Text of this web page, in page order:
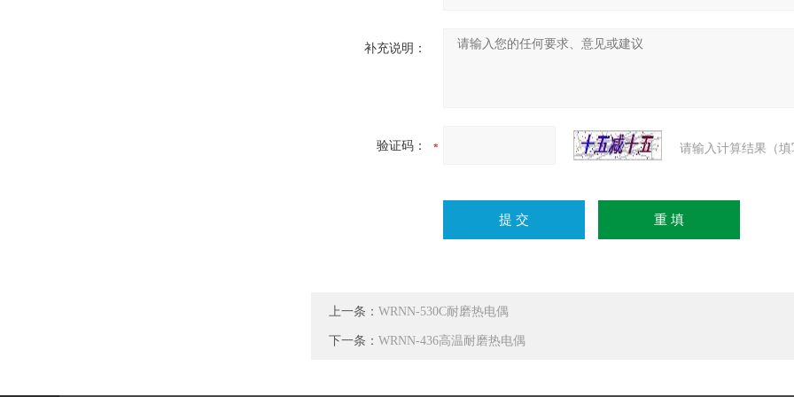
补充说明：
验证码： 请输入计算结果（
上一条：WRNN-530C耐磨热电偶
下一条：WRNN-436高温耐磨热电偶